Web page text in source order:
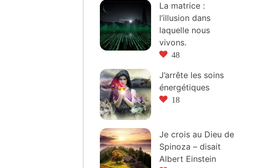
La matrice :
l’illusion dans
laquelle nous
vivons.
48
J’arrête les soins
énergétiques
18
Je crois au Dieu de
Spinoza – disait
Albert Einstein